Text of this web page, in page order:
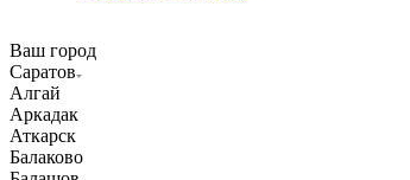
Ваш город
Саратов
Алгай
Аркадак
Аткарск
Балаково